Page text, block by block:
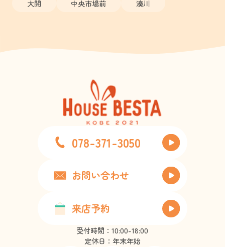
大開
中央市場前 湊川
078-371-3050
お問い合わせ
来店予約
受付時間：10:00-18:00
定休日：年末年始